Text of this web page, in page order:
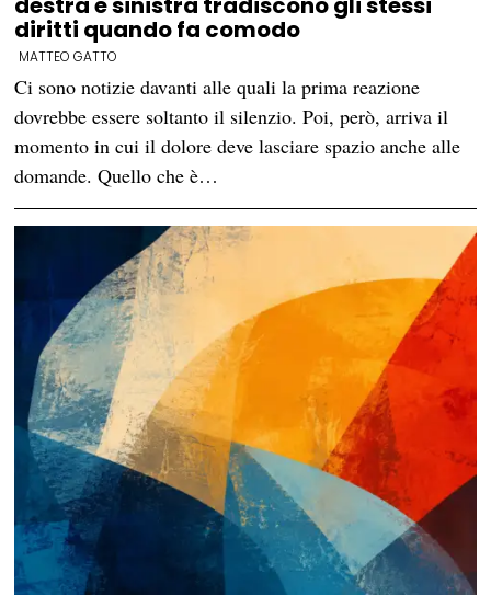
diritti quando fa comodo
MATTEO GATTO
Ci sono notizie davanti alle quali la prima reazione
dovrebbe essere soltanto il silenzio. Poi, però, arriva il
momento in cui il dolore deve lasciare spazio anche alle
domande. Quello che è…